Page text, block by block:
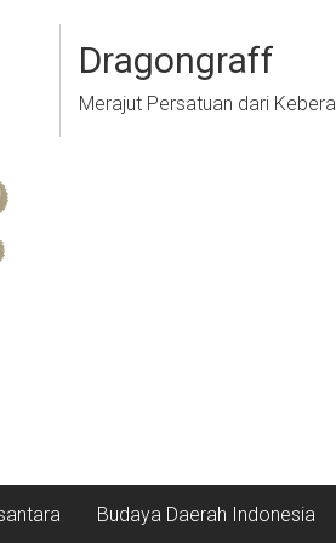
Dragongraff
Merajut Persatuan dari
Budaya Daerah Indonesia